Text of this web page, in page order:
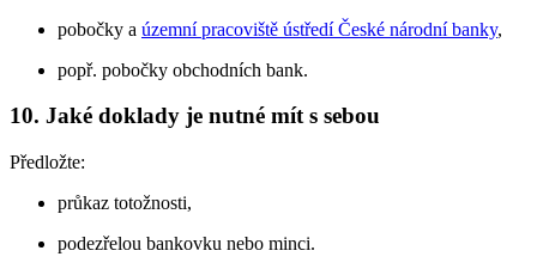
pobočky a územní pracoviště ústředí České národní banky,
popř. pobočky obchodních bank.
10. Jaké doklady je nutné mít s sebou
Předložte:
průkaz totožnosti,
podezřelou bankovku nebo minci.